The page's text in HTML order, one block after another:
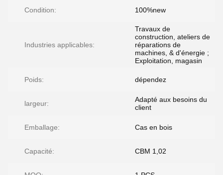
Condition: 100%new
Industries applicables:
Travaux de
construction, ateliers de
réparations de
machines, & d'énergie ;
Exploitation, magasin
Poids: dépendez
largeur:
Adapté aux besoins du
client
Emballage: Cas en bois
Capacité: CBM 1,02